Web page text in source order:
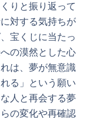
りと振り返って
対する気持ちが
宝くじに当たっ
の漠然とした心
は、夢が無意識
る」という願い
人と再会する夢
の変化や再確認